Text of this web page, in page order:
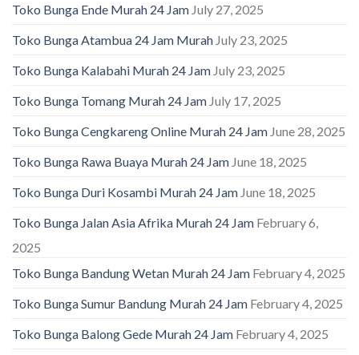
Toko Bunga Ende Murah 24 Jam July 27, 2025
Toko Bunga Atambua 24 Jam Murah July 23, 2025
Toko Bunga Kalabahi Murah 24 Jam July 23, 2025
Toko Bunga Tomang Murah 24 Jam July 17, 2025
Toko Bunga Cengkareng Online Murah 24 Jam June 28, 2025
Toko Bunga Rawa Buaya Murah 24 Jam June 18, 2025
Toko Bunga Duri Kosambi Murah 24 Jam June 18, 2025
Toko Bunga Jalan Asia Afrika Murah 24 Jam February 6,
2025
Toko Bunga Bandung Wetan Murah 24 Jam February 4, 2025
Toko Bunga Sumur Bandung Murah 24 Jam February 4, 2025
Toko Bunga Balong Gede Murah 24 Jam February 4, 2025